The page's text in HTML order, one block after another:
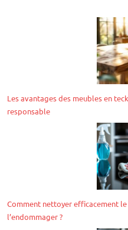
Les avantages des meubles en
responsable
Comment nettoyer efficacement
l’endommager ?